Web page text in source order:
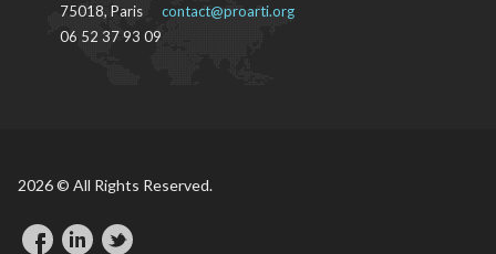
75018, Paris
06 52 37 93 09
contact@proarti.org
2026 © All Rights Reserved.